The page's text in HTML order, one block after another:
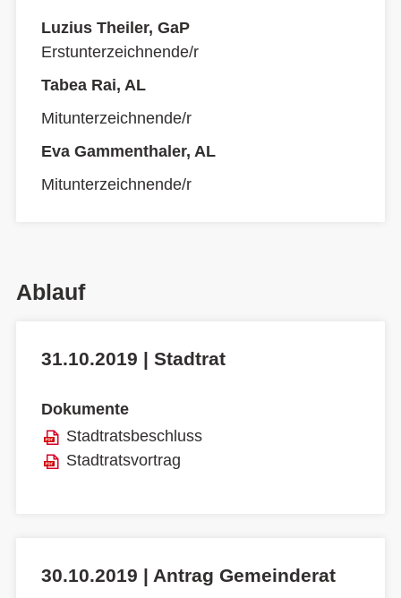
Luzius Theiler, GaP
Erstunterzeichnende/r
Tabea Rai, AL
Mitunterzeichnende/r
Eva Gammenthaler, AL
Mitunterzeichnende/r
Ablauf
31.10.2019 | Stadtrat
Dokumente
Stadtratsbeschluss
Stadtratsvortrag
30.10.2019 | Antrag Gemeinderat